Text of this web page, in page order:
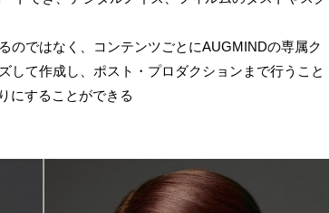
のではなく、コンテンツごとにAUGMINDの専属ク
して作成し、ポスト・プロダクションまで行うこと
にすることができる